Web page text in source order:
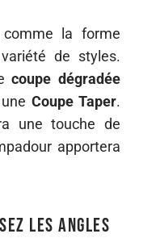
la forme
de styles.
coupe dégradée
Coupe Taper.
une touche de
apportera
les angles